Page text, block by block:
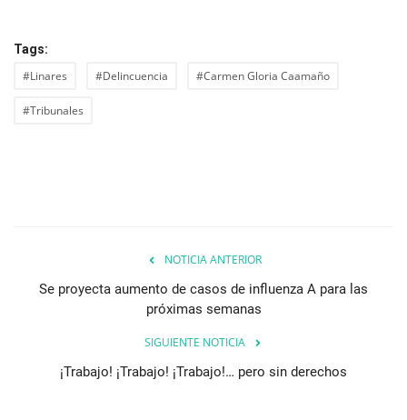
Tags:
#Linares #Delincuencia #Carmen Gloria Caamaño
#Tribunales
NOTICIA ANTERIOR
Se proyecta aumento de casos de influenza A para las
próximas semanas
SIGUIENTE NOTICIA
¡Trabajo! ¡Trabajo! ¡Trabajo!… pero sin derechos